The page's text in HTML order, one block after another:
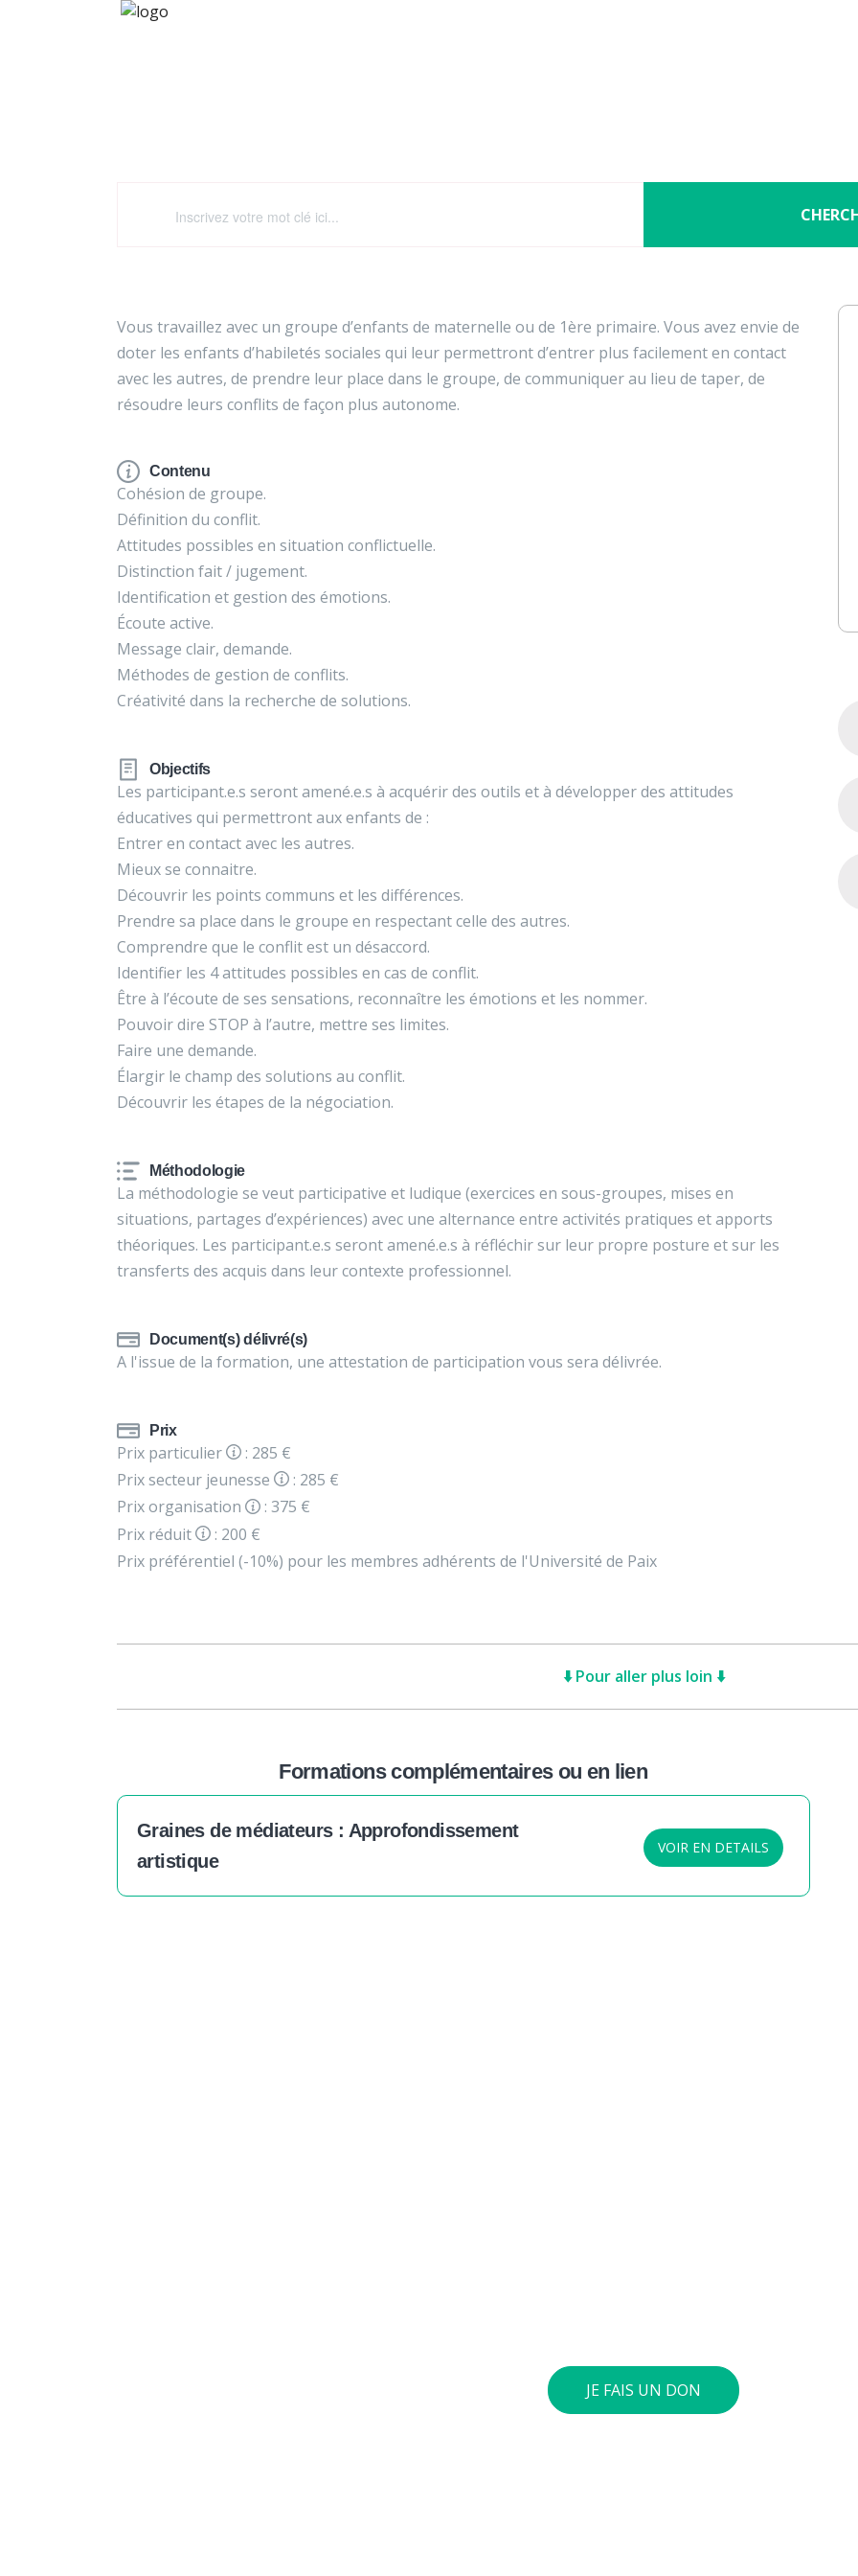
Nous soutenir
Vous travaillez avec un groupe d’enfants de maternelle ou de 1ère primaire. Vous avez envie de
doter les enfants d’habiletés sociales qui leur permettront d’entrer plus facilement en contact
avec les autres, de prendre leur place dans le groupe, de communiquer au lieu de taper, de
résoudre leurs conflits de façon plus autonome.
Contenu
Cohésion de groupe.
Définition du conflit.
Attitudes possibles en situation conflictuelle.
Distinction fait / jugement.
Identification et gestion des émotions.
Écoute active.
Message clair, demande.
Méthodes de gestion de conflits.
Créativité dans la recherche de solutions.
Objectifs
Les participant.e.s seront amené.e.s à acquérir des outils et à développer des attitudes
éducatives qui permettront aux enfants de :
Entrer en contact avec les autres.
Mieux se connaitre.
Découvrir les points communs et les différences.
Prendre sa place dans le groupe en respectant celle des autres.
Comprendre que le conflit est un désaccord.
Identifier les 4 attitudes possibles en cas de conflit.
Être à l’écoute de ses sensations, reconnaître les émotions et les nommer.
Pouvoir dire STOP à l’autre, mettre ses limites.
Faire une demande.
Élargir le champ des solutions au conflit.
Découvrir les étapes de la négociation.
Méthodologie
La méthodologie se veut participative et ludique (exercices en sous-groupes, mises en
situations, partages d’expériences) avec une alternance entre activités pratiques et apports
théoriques. Les participant.e.s seront amené.e.s à réfléchir sur leur propre posture et sur les
transferts des acquis dans leur contexte professionnel.
Document(s) délivré(s)
A l'issue de la formation, une attestation de participation vous sera délivrée.
Prix
Prix particulier
: 285 €
Prix secteur jeunesse
: 285 €
Prix organisation
: 375 €
Prix réduit
: 200 €
Prix préférentiel (-10%) pour les membres adhérents de l'Université de Paix
⬇️ Pour aller plus loin ⬇️
Formations complémentaires ou en lien
Graines de médiateurs : Approfondissement
artistique
VOIR EN DETAILS
JE FAIS UN DON